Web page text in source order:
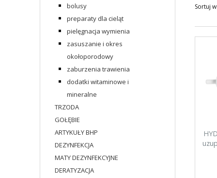
bolusy
preparaty dla cieląt
pielęgnacja wymienia
zasuszanie i okres
okołoporodowy
zaburzenia trawienia
dodatki witaminowe i
mineralne
TRZODA
GOŁĘBIE
ARTYKUŁY BHP
DEZYNFEKCJA
MATY DEZYNFEKCYJNE
DERATYZACJA
Sortuj